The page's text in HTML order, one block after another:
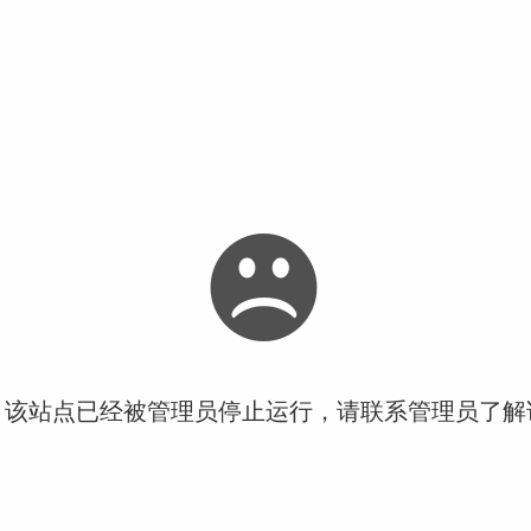
站点已经被管理员停止运行，请联系管理员了